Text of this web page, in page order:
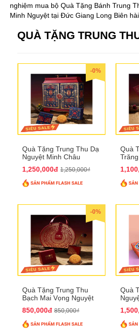
nghiệm mua bộ Quà Tặng Bánh Trung
Minh Nguyệt tại Đức Giang Long Biên
QUÀ TẶNG TRUNG
-0%
Quà Tặng Trung Thu Dạ
Nguyệt Minh Châu
1,250,000đ 1,250,000₫
Quà
-0%
Quà Tặng Trung Thu
Bạch Mai Vọng Nguyệt
850,000đ 850,000₫
Quà